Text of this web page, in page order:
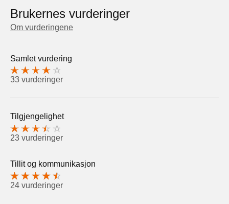
Brukernes vurderinger
Om vurderingene
Samlet vurdering
33 vurderinger
Tilgjengelighet
23 vurderinger
Tillit og kommunikasjon
24 vurderinger